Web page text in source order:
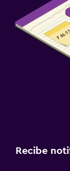
Recibe